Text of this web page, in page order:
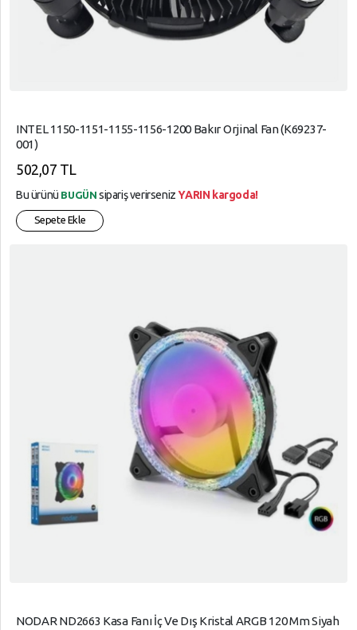
INTEL 1150-1151-1155-1156-1200 Bakır Orjinal Fan (K69237-
001)
502,07 TL
Bu ürünü BUGÜN sipariş verirsenizYARIN kargoda!
Sepete Ekle
NODAR ND2663 Kasa Fanı İç Ve Dış Kristal ARGB 120 Mm Siyah